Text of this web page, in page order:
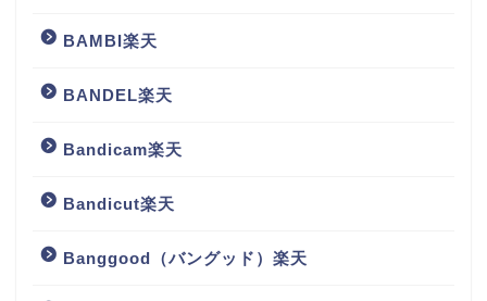
BAMBI楽天
BANDEL楽天
Bandicam楽天
Bandicut楽天
Banggood（バングッド）楽天